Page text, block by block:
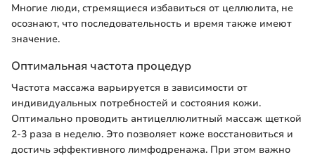
Многие люди, стремящиеся избавиться от целлюлита, не
осознают, что последовательность и время также имеют
значение.
Оптимальная частота процедур
Частота массажа варьируется в зависимости от
индивидуальных потребностей и состояния кожи.
Оптимально проводить антицеллюлитный массаж щеткой
2-3 раза в неделю. Это позволяет коже восстановиться и
достичь эффективного лимфодренажа. При этом важно